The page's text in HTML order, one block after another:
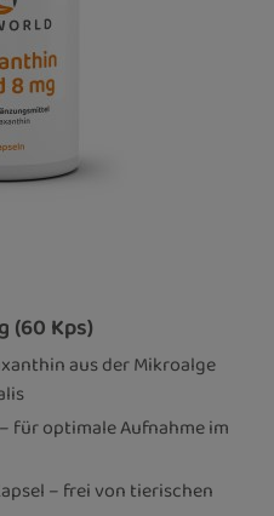
(60 Kps)
aus der Mikroalge
für optimale Aufnahme im
– frei von tierischen